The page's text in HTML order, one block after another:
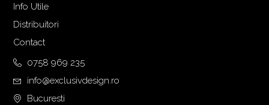
Info Utile
Distribuitori
Contact
0758 969 235
info@exclusivdesign.ro
Bucuresti